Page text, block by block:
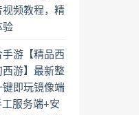
视频教程，精
验
手游【精品西
西游】最新整
键即玩镜像端
服务端+安